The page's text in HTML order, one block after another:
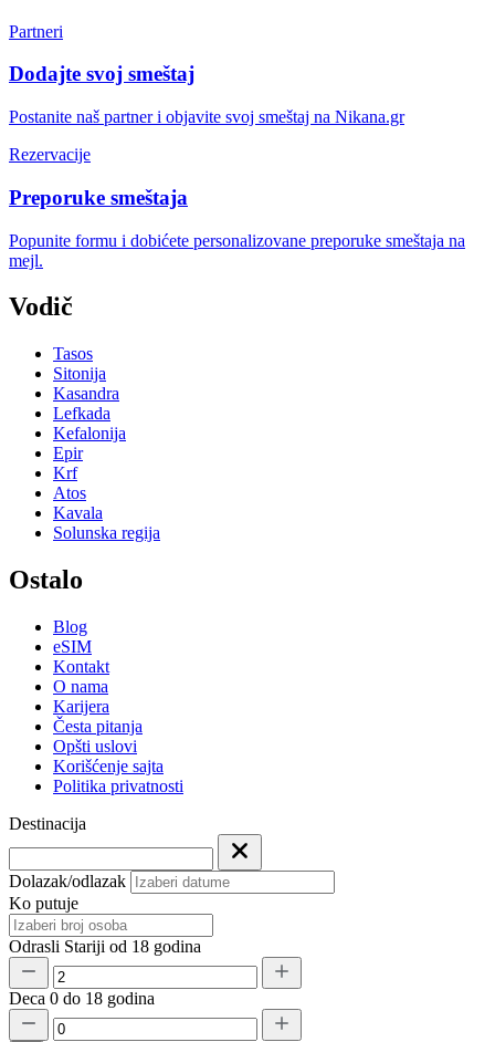
Partneri
Dodajte svoj smeštaj
Postanite naš partner i objavite svoj smeštaj na Nikana.gr
Rezervacije
Preporuke smeštaja
Popunite formu i dobićete personalizovane preporuke smeštaja na
mejl.
Vodič
Tasos
Sitonija
Kasandra
Lefkada
Kefalonija
Epir
Krf
Atos
Kavala
Solunska regija
Ostalo
Blog
eSIM
Kontakt
O nama
Karijera
Česta pitanja
Opšti uslovi
Korišćenje sajta
Politika privatnosti
Destinacija
Dolazak/odlazak
Ko putuje
Odrasli Stariji od 18 godina
Deca 0 do 18 godina